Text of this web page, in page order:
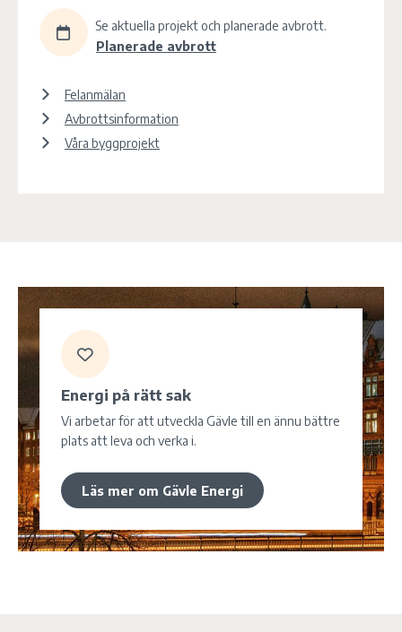
Se aktuella projekt och planerade avbrott.
Planerade avbrott
Felanmälan
Avbrottsinformation
Våra byggprojekt
Energi på rätt sak
Vi arbetar för att utveckla Gävle till en ännu bättre
plats att leva och verka i.
Läs mer om Gävle Energi